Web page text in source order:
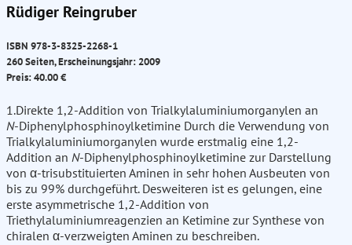
Rüdiger Reingruber
ISBN 978-3-8325-2268-1
260 Seiten, Erscheinungsjahr: 2009
Preis: 40.00 €
1.Direkte 1,2-Addition von Trialkylaluminiumorganylen an
N-Diphenylphosphinoylketimine Durch die Verwendung von
Trialkylaluminiumorganylen wurde erstmalig eine 1,2-
Addition an N-Diphenylphosphinoylketimine zur Darstellung
von α-trisubstituierten Aminen in sehr hohen Ausbeuten von
bis zu 99% durchgeführt. Desweiteren ist es gelungen, eine
erste asymmetrische 1,2-Addition von
Triethylaluminiumreagenzien an Ketimine zur Synthese von
chiralen α-verzweigten Aminen zu beschreiben.